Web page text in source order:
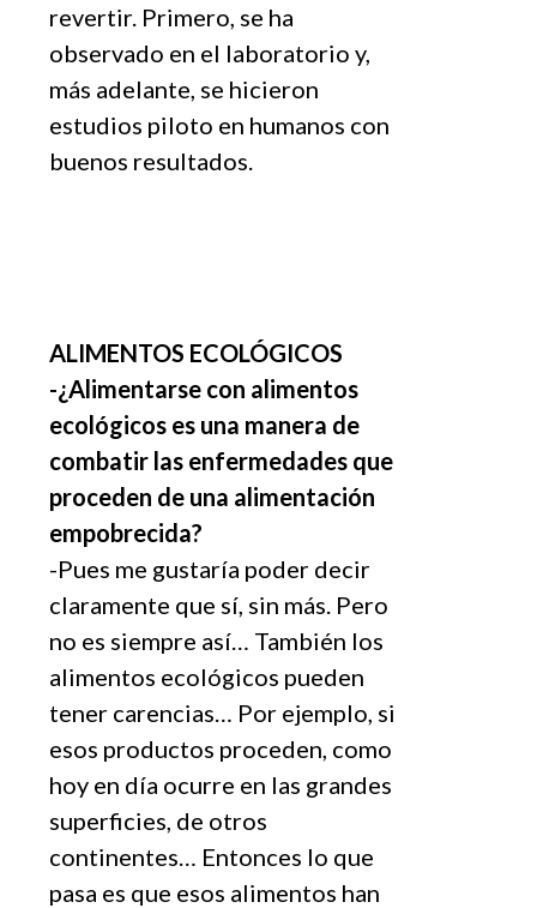
revertir. Primero, se ha
observado en el laboratorio y,
más adelante, se hicieron
estudios piloto en humanos con
buenos resultados.
ALIMENTOS ECOLÓGICOS
-¿Alimentarse con alimentos
ecológicos es una manera de
combatir las enfermedades que
proceden de una alimentación
empobrecida?
-Pues me gustaría poder decir
claramente que sí, sin más. Pero
no es siempre así… También los
alimentos ecológicos pueden
tener carencias… Por ejemplo, si
esos productos proceden, como
hoy en día ocurre en las grandes
superficies, de otros
continentes… Entonces lo que
pasa es que esos alimentos han